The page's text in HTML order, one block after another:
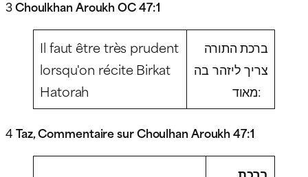
3Choulkhan Aroukh OC 47:1
Il faut être très prudent
lorsqu'on réciteBirkat
Hatorah
ברכת התורה
צריך ליזהר בה
מאוד:
4Taz, Commentaire sur Choulhan Aroukh 47:1
ברכת